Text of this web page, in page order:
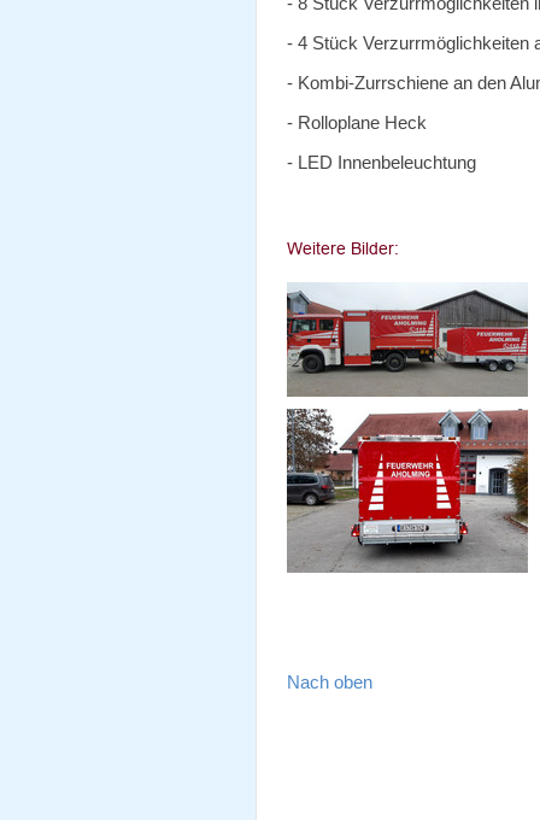
- 4 Stück Verzurrmöglichkeiten
- Kombi-Zurrschiene an den
- Rolloplane Heck
- LED Innenbeleuchtung
Nach oben